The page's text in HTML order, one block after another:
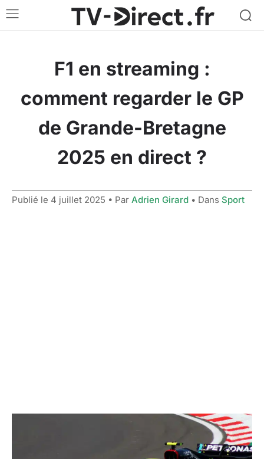
F1 en streaming :
comment regarder le GP
de Grande-Bretagne
2025 en direct ?
Publié le 4 juillet 2025 • Par Adrien Girard • Dans Sport